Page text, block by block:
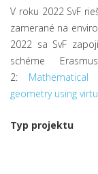
V roku 2022 SvF
zamerané na
2022 sa SvF
schéme
2:
geometry using
Typ projektu